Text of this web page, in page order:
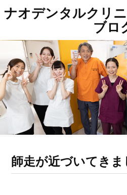
ナオデンタルクリ
ブロ
師走が近づいてき